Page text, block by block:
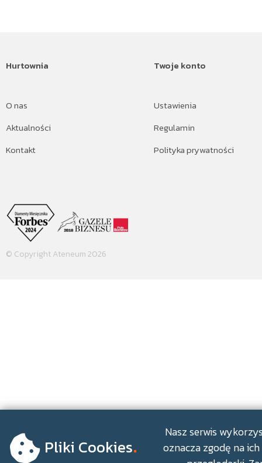
Hurtownia
O nas
Aktualności
Kontakt
Twoje konto
Ustawienia
Regulamin
Polityka prywatności
© Copyright Ateneum 2026
Pliki Cookies.
Nasz serwis
oznacza zgodę na